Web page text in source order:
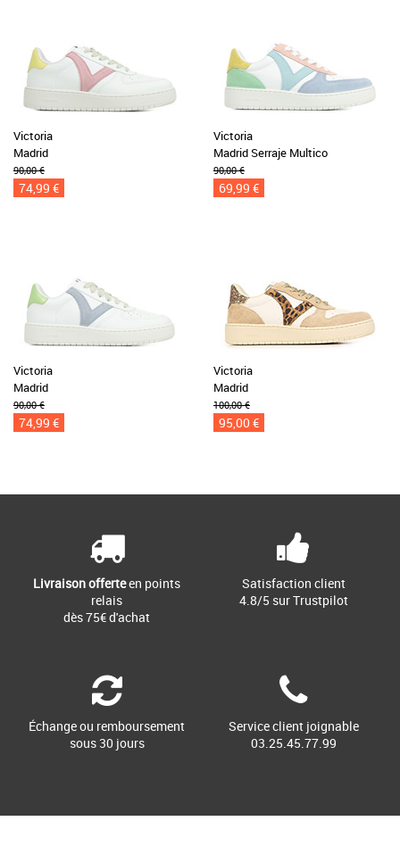
Victoria
Madrid
90,00 €
74,99 €
Victoria
Madrid Serraje Multico
90,00 €
69,99 €
Victoria
Madrid
90,00 €
74,99 €
Victoria
Madrid
100,00 €
95,00 €
Livraison offerteen points
relais
dès 75€ d'achat
Satisfaction client
4.8/5 sur Trustpilot
Échange ou remboursement
sous 30 jours
Service client joignable
03.25.45.77.99